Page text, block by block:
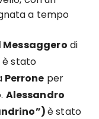
a tempo
Messaggero di
è stato
Perrone per
Alessandro
è stato